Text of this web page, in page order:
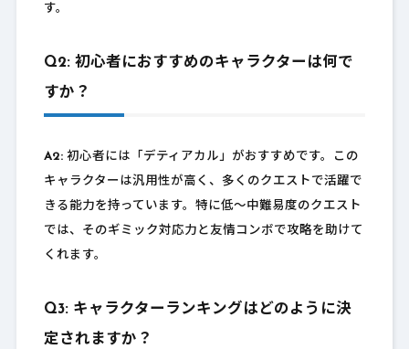
す。
Q2: 初心者におすすめのキャラクターは何で
すか？
A2:初心者には「デティアカル」がおすすめです。この
キャラクターは汎用性が高く、多くのクエストで活躍で
きる能力を持っています。特に低〜中難易度のクエスト
では、そのギミック対応力と友情コンボで攻略を助けて
くれます。
Q3: キャラクターランキングはどのように決
定されますか？